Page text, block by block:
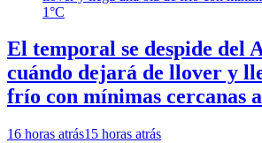
El temporal se despide del
cuándo dejará de llover y
frío con mínimas cercanas
16 horas atrás15 horas atrás